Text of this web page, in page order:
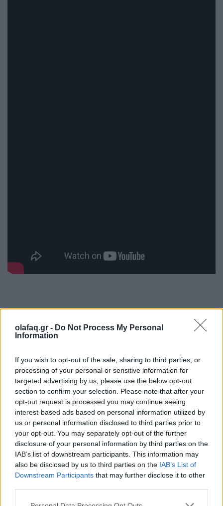
olafaq.gr - Do Not Process My Personal
Information
If you wish to opt-out of the sale, sharing to third parties, or
processing of your personal or sensitive information for
targeted advertising by us, please use the below opt-out
section to confirm your selection. Please note that after your
opt-out request is processed you may continue seeing
interest-based ads based on personal information utilized by
us or personal information disclosed to third parties prior to
your opt-out. You may separately opt-out of the further
disclosure of your personal information by third parties on the
IAB’s list of downstream participants. This information may
also be disclosed by us to third parties on the IAB’s List of
Downstream Participants that may further disclose it to other
Το «The Marvels
στους κινηματογράφους την Παρασκευή 10
Νοεμβρίου.
Πηγή: ΑΠΕ-ΜΠΕ
Ακολουθήστε το OLAFAQ
στο Google News